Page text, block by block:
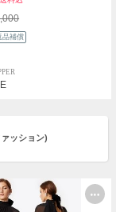
品補償
ッション)